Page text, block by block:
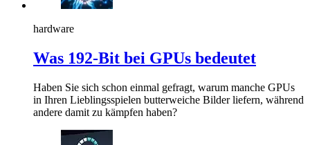
hardware
Was 192-Bit bei GPUs bedeutet
Haben Sie sich schon einmal gefragt, warum manche GPUs
in Ihren Lieblingsspielen butterweiche Bilder liefern, während
andere damit zu kämpfen haben?